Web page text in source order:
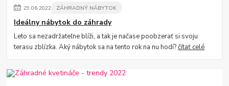
29.06.2022 ZÁHRADNÝ NÁBYTOK
Ideálny nábytok do záhrady
Leto sa nezadržateľne blíži, a tak je načase poobzerať si svoju
terasu zblízka. Aký nábytok sa na tento rok na nu hodí?čítať celé